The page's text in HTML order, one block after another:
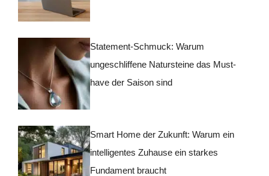
Statement-Schmuck: Warum
ungeschliffene Natursteine das Must-
have der Saison sind
Smart Home der Zukunft: Warum ein
intelligentes Zuhause ein starkes
Fundament braucht